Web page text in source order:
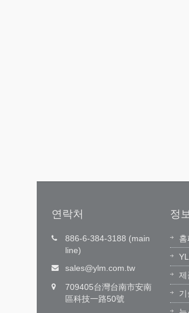
연락처
886-6-384-3188 (main
line)
sales@ylm.com.tw
709405台灣台南市安南
區科技一路50號
정
홈
제
기술 혁신, 가치
잉한 기술(YLM)이
트웨어, 전문 소프
기계 전자 통합 기
굽힘 장비의 선두